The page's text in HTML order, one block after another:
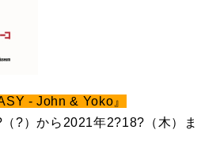
- John & Yoko』
?）から2021年2?18?（木）ま